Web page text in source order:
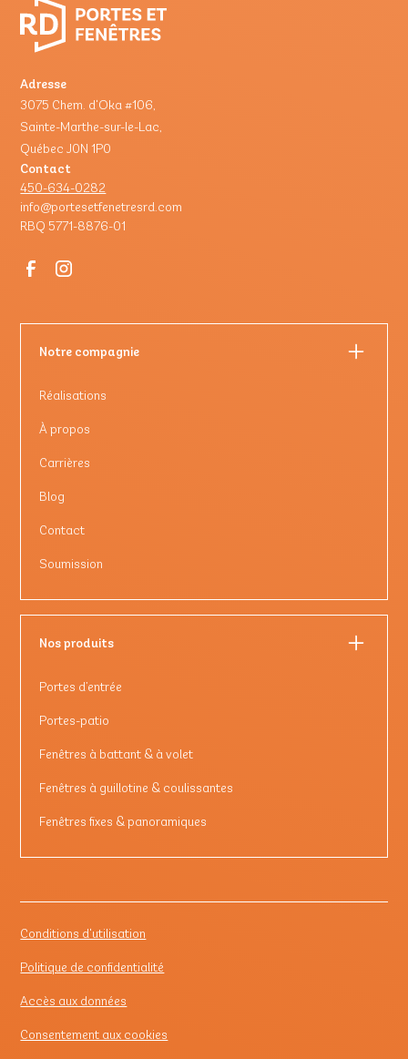
Adresse
3075 Chem. d'Oka #106,
Sainte-Marthe-sur-le-Lac,
Québec J0N 1P0
Contact
450-634-0282
info@portesetfenetresrd.com
RBQ 5771-8876-01
Notre compagnie
Réalisations
À propos
Carrières
Blog
Contact
Soumission
Nos produits
Portes d’entrée
Portes-patio
Fenêtres à battant & à volet
Fenêtres à guillotine & coulissantes
Fenêtres fixes & panoramiques
Conditions d'utilisation
Politique de confidentialité
Accès aux données
Consentement aux cookies